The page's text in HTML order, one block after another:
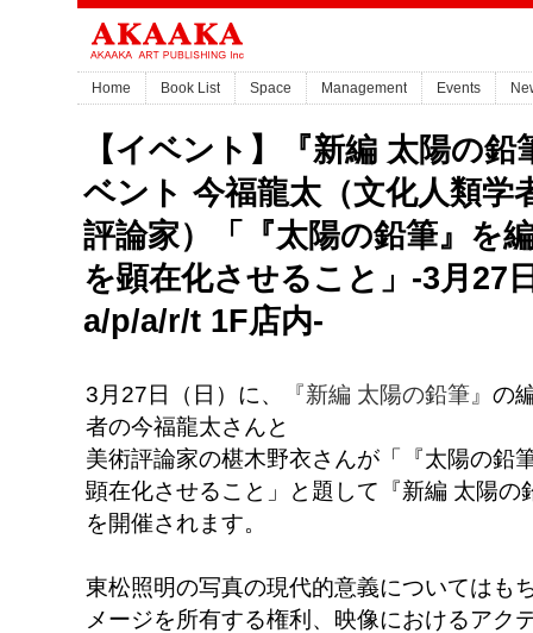
Home Book List Space Management Events
【イベント】『新編 太陽の
ベント 今福龍太（文化人類学
評論家）「『太陽の鉛筆』を
を顕在化させること」-3月27
a/p/a/r/t 1F店内-
3月27日（日）に、 『新編 太陽の鉛筆』 の
者の今福龍太さんと
美術評論家の椹木野衣さんが「『太陽の鉛
顕在化させること」と題して『新編 太陽
を開催されます。
東松照明の写真の現代的意義についてはも
メージを所有する権利、映像におけるアク